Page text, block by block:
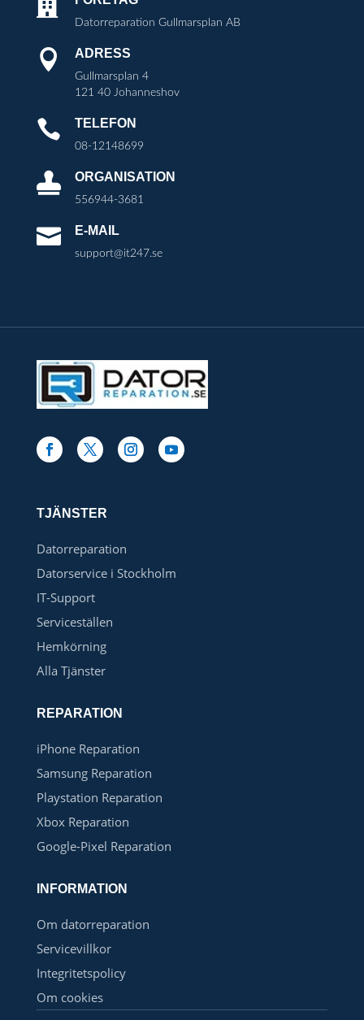

Datorreparation Gullmarsplan AB
 ADRESS
Gullmarsplan 4
121 40 Johanneshov
 TELEFON
08-12148699
 ORGANISATION
556944-3681
 E-MAIL
support@it247.se
TJÄNSTER
Datorreparation
Datorservice i Stockholm
IT-Support
Serviceställen
Hemkörning
Alla Tjänster
REPARATION
iPhone Reparation
Samsung Reparation
Playstation Reparation
Xbox Reparation
Google-Pixel Reparation
INFORMATION
Om datorreparation
Servicevillkor
Integritetspolicy
Om cookies